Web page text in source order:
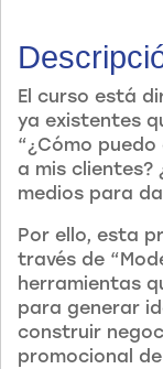
El curso está
ya existentes
“¿Cómo
a mis clientes?
medios para
Por ello, esta
través de
herramientas
para generar
construir
promocional